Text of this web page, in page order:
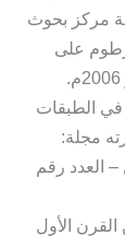
مركز بحوث
على
الطبقات
مجلة:
العدد رقم
الأول